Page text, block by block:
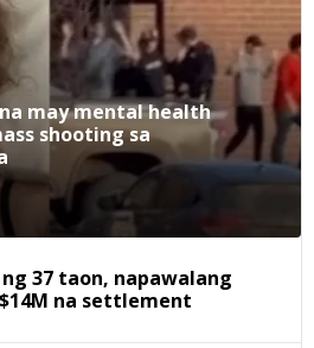
may mental health
shooting sa
37 taon, napawalang
na settlement